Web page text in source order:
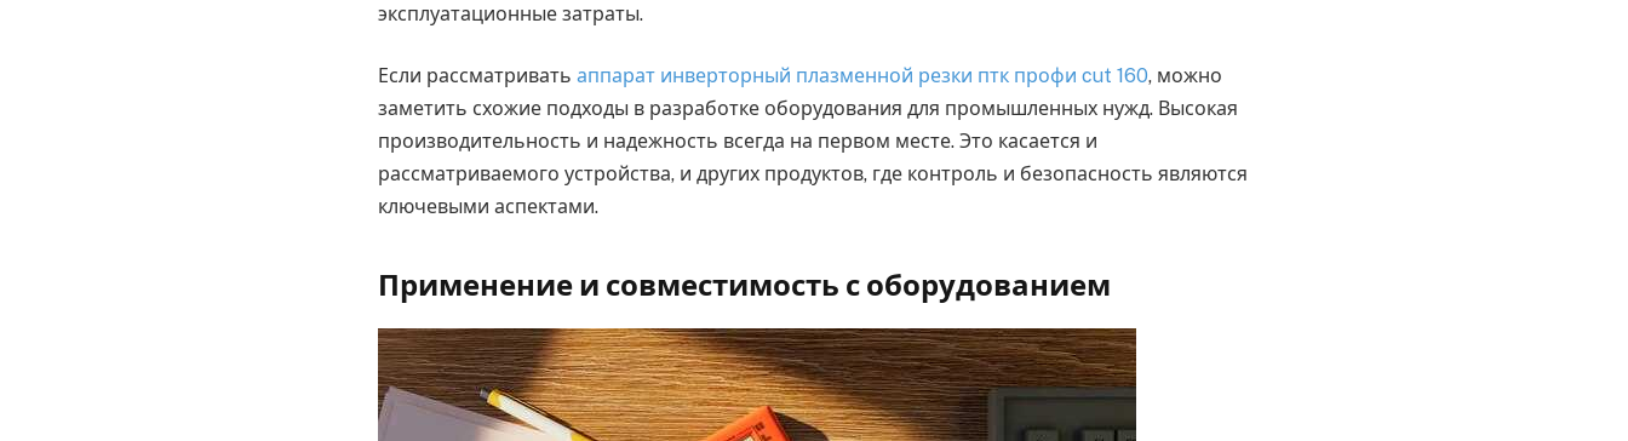
эксплуатационные затраты.
Если рассматривать аппарат инверторный плазменной резки птк профи cut 160, можно
заметить схожие подходы в разработке оборудования для промышленных нужд. Высокая
производительность и надежность всегда на первом месте. Это касается и
рассматриваемого устройства, и других продуктов, где контроль и безопасность являются
ключевыми аспектами.
Применение и совместимость с оборудованием